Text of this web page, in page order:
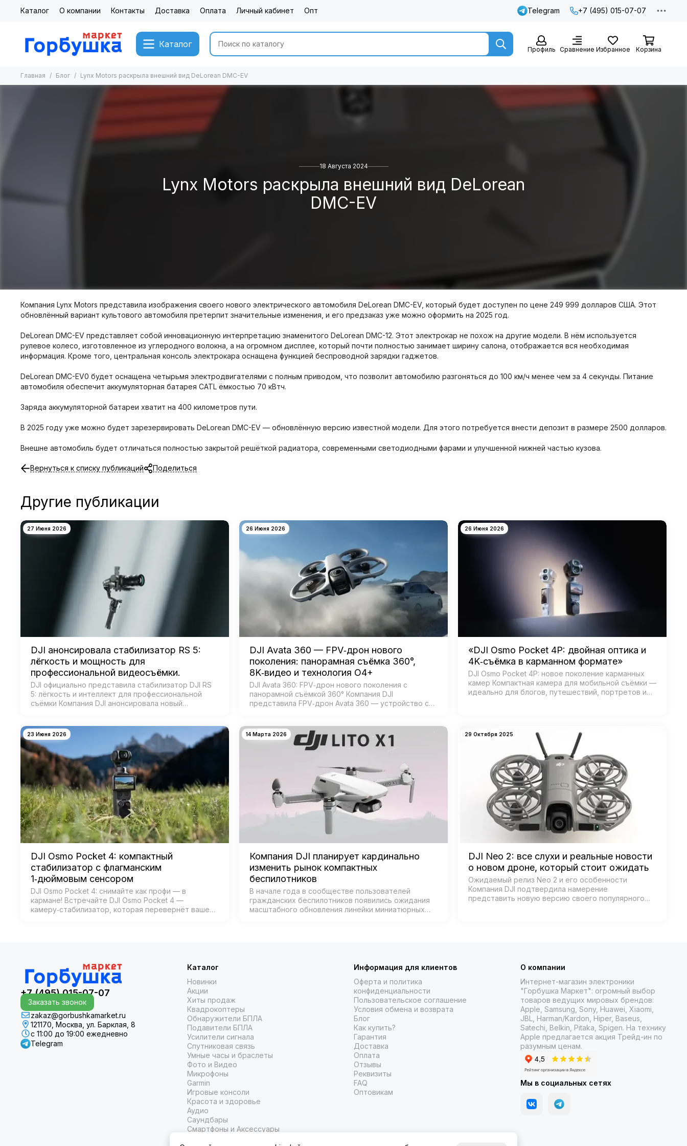
Каталог О компании Контакты Доставка Оплата Личный кабинет Опт Telegram +7 (495) 015-07-07
Каталог
Профиль Сравнение Избранное Корзина
Главная Блог Lynx Motors раскрыла внешний вид DeLorean DMC-EV
18 Августа 2024
Lynx Motors раскрыла внешний вид DeLorean
DMC-EV
Компания Lynx Motors представила изображения своего нового электрического автомобиля DeLorean DMC-EV, который будет доступен по цене 249 999 долларов США. Этот
обновлённый вариант культового автомобиля претерпит значительные изменения, и его предзаказ уже можно оформить на 2025 год.
DeLorean DMC-EV представляет собой инновационную интерпретацию знаменитого DeLorean DMC-12. Этот электрокар не похож на другие модели. В нём используется
рулевое колесо, изготовленное из углеродного волокна, а на огромном дисплее, который почти полностью занимает ширину салона, отображается вся необходимая
информация. Кроме того, центральная консоль электрокара оснащена функцией беспроводной зарядки гаджетов.
DeLorean DMC-EV0 будет оснащена четырьмя электродвигателями с полным приводом, что позволит автомобилю разгоняться до 100 км/ч менее чем за 4 секунды. Питание
автомобиля обеспечит аккумуляторная батарея CATL ёмкостью 70 кВтч.
Заряда аккумуляторной батареи хватит на 400 километров пути.
В 2025 году уже можно будет зарезервировать DeLorean DMC-EV — обновлённую версию известной модели. Для этого потребуется внести депозит в размере 2500 долларов.
Внешне автомобиль будет отличаться полностью закрытой решёткой радиатора, современными светодиодными фарами и улучшенной нижней частью кузова.
Вернуться к списку публикаций Поделиться
Другие публикации
27 Июня 2026
DJI анонсировала стабилизатор RS 5:
лёгкость и мощность для
профессиональной видеосъёмки.
DJI официально представила стабилизатор DJI RS
5: лёгкость и интеллект для профессиональной
съёмки Компания DJI анонсировала новый
систе…
26 Июня 2026
DJI Avata 360 — FPV‑дрон нового
поколения: панорамная съёмка 360°,
8K‑видео и технология O4+
DJI Avata 360: FPV‑дрон нового поколения с
панорамной съёмкой 360° Компания DJI
представила FPV‑дрон Avata 360 — устройство с
создана для:…
26 Июня 2026
«DJI Osmo Pocket 4P: двойная оптика и
4K‑съёмка в карманном формате»
DJI Osmo Pocket 4P: новое поколение карманных
камер Компактная камера для мобильной съёмки —
идеально для блогов, путешествий, портретов и
23 Июня 2026
DJI Osmo Pocket 4: компактный
стабилизатор с флагманским
1‑дюймовым сенсором
DJI Osmo Pocket 4: снимайте как профи — в
кармане! Встречайте DJI Osmo Pocket 4 —
камеру‑стабилизатор, которая перевернёт ваше
14 Марта 2026
Компания DJI планирует кардинально
изменить рынок компактных
беспилотников
В начале года в сообществе пользователей
гражданских беспилотников появились ожидания
масштабного обновления линейки миниатюрных
29 Октября 2025
DJI Neo 2: все слухи и реальные новости
о новом дроне, который стоит ожидать
Ожидаемый релиз Neo 2 и его особенности
Компания DJI подтвердила намерение
представить новую версию своего популярного
+7 (495) 015-07-07
Заказать звонок
zakaz@gorbushkamarket.ru
121170, Москва, ул. Барклая, 8
с 11:00 до 19:00 ежедневно
Telegram
Каталог
Новинки
Акции
Хиты продаж
Квадрокоптеры
Обнаружители БПЛА
Подавители БПЛА
Усилители сигнала
Спутниковая связь
Умные часы и браслеты
Фото и Видео
Микрофоны
Garmin
Игровые консоли
Красота и здоровье
Аудио
Саундбары
Смартфоны и Аксессуары
Информация для клиентов
Оферта и политика
конфиденциальности
Пользовательское соглашение
Условия обмена и возврата
Блог
Как купить?
Гарантия
Доставка
Оплата
Отзывы
Реквизиты
FAQ
Оптовикам
О компании
Интернет-магазин электроники
"Горбушка Маркет": огромный выбор
товаров ведущих мировых брендов:
Apple, Samsung, Sony, Huawei, Xiaomi,
JBL, Harman/Kardon, Hiper, Baseus,
Satechi, Belkin, Pitaka, Spigen. На технику
Apple предлагается акция Трейд-ин по
разумным ценам.
Мы в социальных сетях